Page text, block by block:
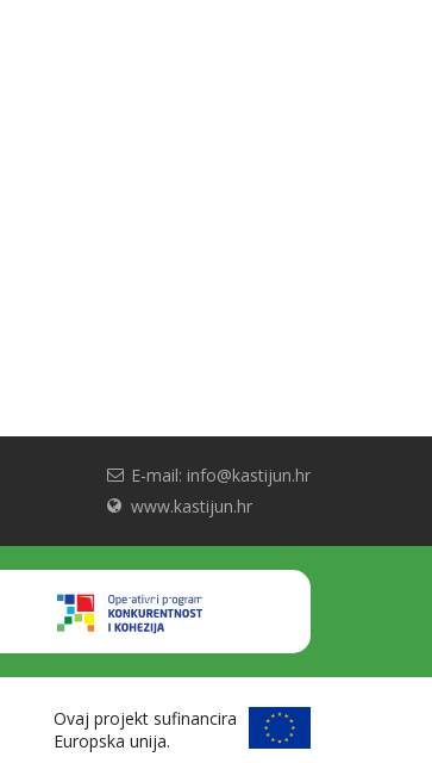
E-mail: info@kastijun.hr
www.kastijun.hr
Ovaj projekt sufinancira
Europska unija.